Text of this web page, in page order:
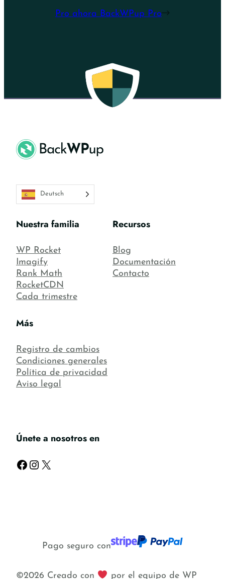
Pro ahora BackWPup Pro
Deutsch
Nuestra familia
WP Rocket
Imagify
Rank Math
RocketCDN
Cada trimestre
Recursos
Blog
Documentación
Contacto
Más
Registro de cambios
Condiciones generales
Política de privacidad
Aviso legal
Únete a nosotros en
Facebook Instagram X
Pago seguro con
©2026 Creado con
por el equipo de WP